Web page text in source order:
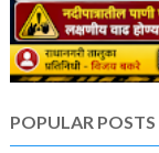
POPULAR POSTS